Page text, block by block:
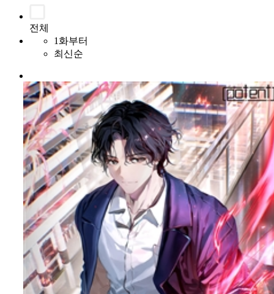
전체
1화부터
최신순